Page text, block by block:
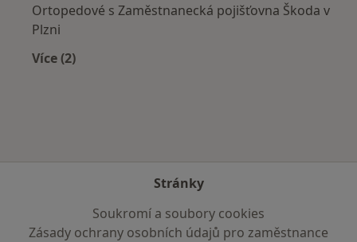
Ortopedové s Zaměstnanecká pojišťovna Škoda v
Plzni
Více (2)
Stránky
Soukromí a soubory cookies
Zásady ochrany osobních údajů pro zaměstnance